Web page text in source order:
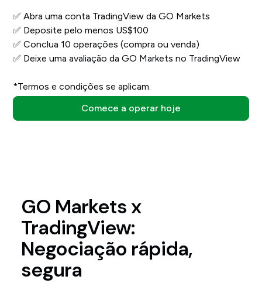
✅ Abra uma conta TradingView da GO Markets
✅ Deposite pelo menos US$100
✅ Conclua 10 operações (compra ou venda)
✅ Deixe uma avaliação da GO Markets no TradingView
*Termos e condições se aplicam.
Comece a operar hoje
GO Markets x
TradingView:
Negociação rápida,
segura